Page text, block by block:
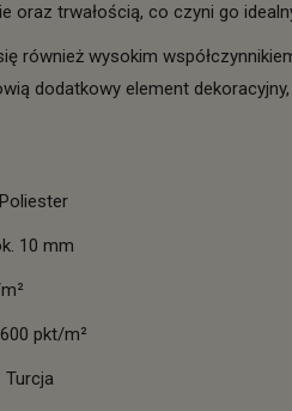
oraz trwałością, co czyni go
również wysokim
dodatkowy element
10 mm
pkt/m²
Turcja